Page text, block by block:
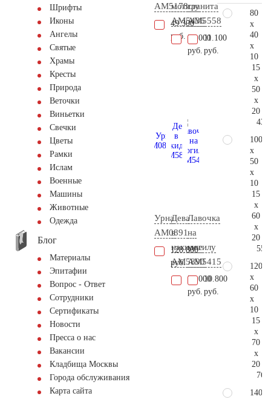
Шрифты
Иконы
Ангелы
Святые
Храмы
Кресты
Природа
Веточки
Виньетки
Свечки
Цветы
Рамки
Ислам
Военные
Машины
Животные
Одежда
Блог
Материалы
Эпитафии
Вопрос - Ответ
Сотрудники
Сертификаты
Новости
Пресса о нас
Вакансии
Кладбища Москвы
Города обслуживания
Карта сайта
AM5178
49.300
руб.
могилу
AM5436
39.000
руб.
гранита
AM5558
11.100
руб.
Урна
AM0891
128.800
руб.
Дева
в
накидке
AM5890
77.000
руб.
Лавочка
на
могилу
AM5415
10.800
руб.
80
x
40
x
10
15
x
50
x
20
100
x
50
x
10
15
x
60
x
20
120
x
60
x
10
15
x
70
x
20
140